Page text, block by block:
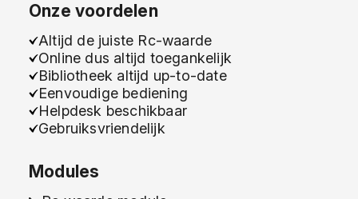
Onze voordelen
Altijd de juiste Rc-waarde
Online dus altijd toegankelijk
Bibliotheek altijd up-to-date
Eenvoudige bediening
Helpdesk beschikbaar
Gebruiksvriendelijk
Modules